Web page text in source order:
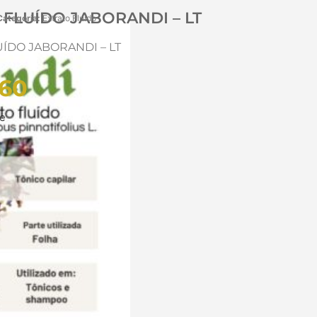
FLUÍDO JABORANDI – LT
Extrato Fluido
JABORANDI – LT